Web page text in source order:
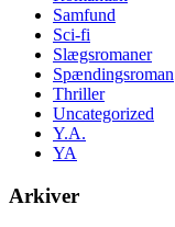
Samfund
Sci-fi
Slægsromaner
Spændingsroman
Thriller
Uncategorized
Y.A.
YA
Arkiver